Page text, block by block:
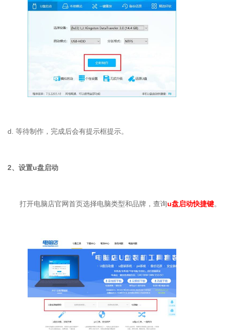
d. 等待制作，完成后会有提示框提示。
2、设置u盘启动
打开电脑店官网首页选择电脑类型和品牌，查询u盘启动快捷键。